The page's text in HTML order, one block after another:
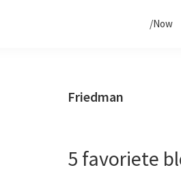
/Now
Friedman
5 favoriete